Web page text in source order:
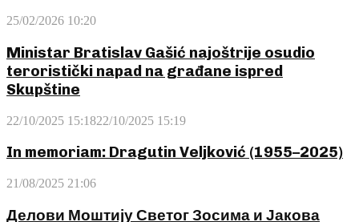
25/02/2026 10:20
Ministar Bratislav Gašić najoštrije osudio
teroristički napad na građane ispred
Skupštine
22/10/2025 15:1822/10/2025 15:19
In memoriam: Dragutin Veljković (1955–2025)
21/08/2025 21:06
Делови Моштију Светог Зосима и Јакова